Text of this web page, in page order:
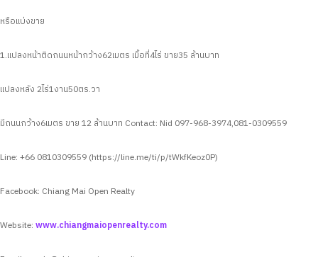
หรือแบ่งขาย
1.แปลงหน้าติดถนนหน้ากว้าง62เมตร เมื้อที่4ไร่ ขาย35 ล้านบาท
แปลงหลัง 2ไร่1งาน50ตร.วา
มีถนนกว้าง6เมตร ขาย 12 ล้านบาท Contact: Nid 097-968-3974,081-0309559
Line: +66 0810309559 (https://line.me/ti/p/tWkfKeoz0P)
Facebook: Chiang Mai Open Realty
Website: www.chiangmaiopenrealty.com